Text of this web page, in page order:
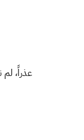
عذراً،